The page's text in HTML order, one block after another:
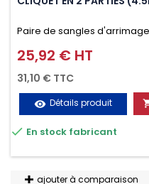
Paire de sangles
crochet en 2 parties (4.5M
d'utilisation. Permet
vos chargements pendant
très résistante aux UV et
n'absorbe pas l'eau.
Prix
25,92 € HT
31,10 € TTC
visibility Détails produit
 En stock fabricant
ajouter à comparaison